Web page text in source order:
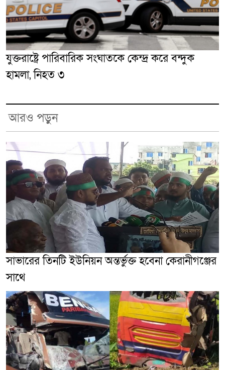
যুক্তরাষ্ট্রে পারিবারিক সংঘাতকে কেন্দ্র করে বন্দুক
হামলা, নিহত ৩
আরও পড়ুন
সাভারের তিনটি ইউনিয়ন অন্তর্ভুক্ত হবেনা কেরানীগঞ্জের
সাথে